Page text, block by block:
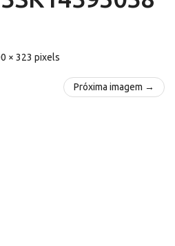
× 323 pixels
Próxima imagem →